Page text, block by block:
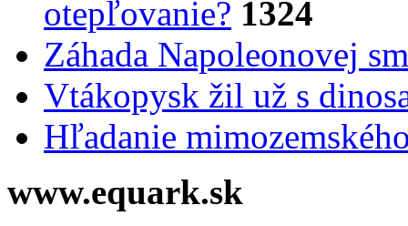
otepľovanie? 1324
Záhada Napoleonovej
Vtákopysk žil už s
Hľadanie
www.equark.sk